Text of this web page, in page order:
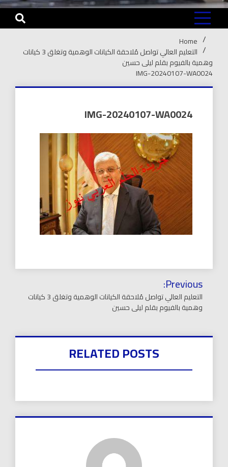
Home
التعليم العالي تواصل مُلاحقة الكيانات الوهمية وتغلق 3 كيانات
وهمية بالفيوم بقلم ليلى حسين
IMG-20240107-WA0024
IMG-20240107-WA0024
تصفّح
المقالات
Previous:
التعليم العالي تواصل مُلاحقة الكيانات الوهمية وتغلق 3 كيانات
وهمية بالفيوم بقلم ليلى حسين
RELATED POSTS